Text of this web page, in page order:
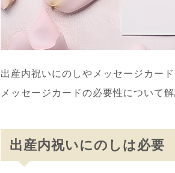
出産内祝いにのしやメッセージカー
メッセージカードの必要性について解
出産内祝いにのしは必要